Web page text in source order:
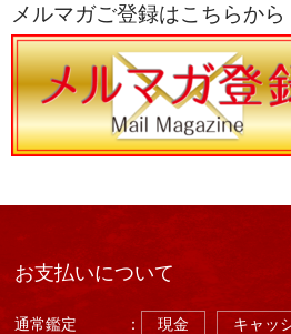
メルマガご登録はこちらから
お支払いについて
通常鑑定 ： 現金 キャッ